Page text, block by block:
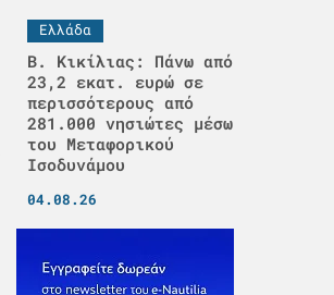
Ελλάδα
Β. Κικίλιας: Πάνω από
23,2 εκατ. ευρώ σε
περισσότερους από
281.000 νησιώτες μέσω
του Μεταφορικού
Ισοδυνάμου
04.08.26